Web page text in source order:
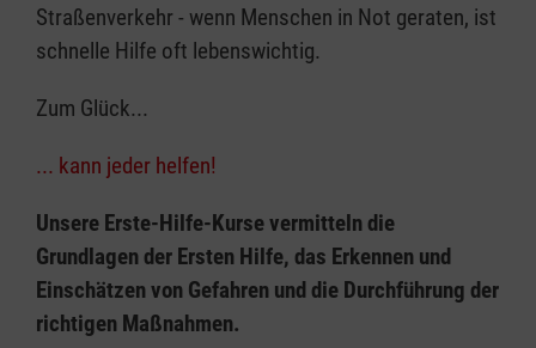
Straßenverkehr - wenn Menschen in Not geraten, ist
schnelle Hilfe oft lebenswichtig.
Zum Glück...
... kann jeder helfen!
Unsere Erste-Hilfe-Kurse vermitteln die
Grundlagen der Ersten Hilfe, das Erkennen und
Einschätzen von Gefahren und die Durchführung der
richtigen Maßnahmen.